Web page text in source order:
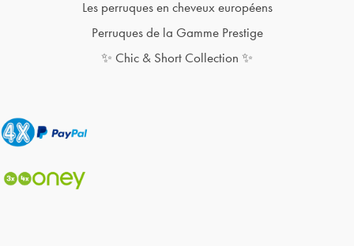
Les perruques en cheveux européens
Perruques de la Gamme Prestige
✨ Chic & Short Collection ✨